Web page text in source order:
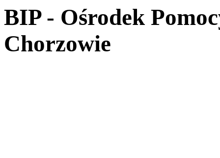
BIP - Ośrodek
Chorzowie